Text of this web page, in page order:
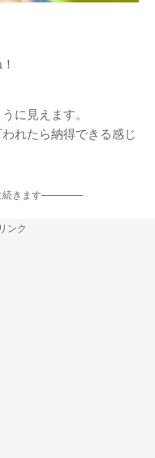
に見えます。
れたら納得できる感じ
きます-----------------
ンク